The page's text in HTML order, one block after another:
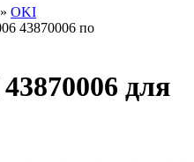
» OKI
43870006 по
для